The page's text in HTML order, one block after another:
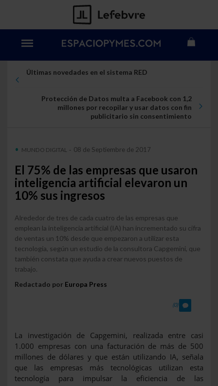
Últimas novedades en el sistema RED
Protección de Datos multa a Facebook con 1,2
millones por recopilar y usar datos con fin
publicitario sin consentimiento
MUNDO DIGITAL - 08 de Septiembre de 2017
El 75% de las empresas que usaron
inteligencia artificial elevaron un
10% sus ingresos
Alrededor de tres de cada cuatro de las empresas que
emplean la inteligencia artificial (IA) han incrementado su cifra
de ventas un 10% desde que empezaron a utilizar esta
tecnología, según un estudio de la consultora Capgemini, que
también constata que ayuda a crear nuevos puestos de
trabajo.
Redactado por Europa Press
(0)
La investigación de Capgemini, realizada entre casi
1.000 empresas con una facturación de más de 500
millones de dólares y que están utilizando IA, señala
que las empresas más tecnológicas utilizan esta
tecnología para impulsar la eficiencia de las